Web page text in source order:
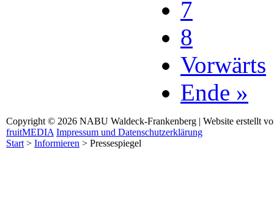
7
8
Vorwärts
Ende »
Copyright © 2026 NABU Waldeck-Frankenberg | Website erstellt
fruitMEDIA Impressum und Datenschutzerklärung
Start> Informieren > Pressespiegel